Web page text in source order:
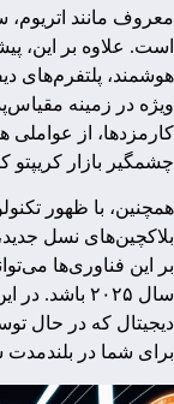
معروف مانند اتریوم،
است. علاوه بر این،
هوشمند، پلتفرم‌های
ویژه در زمینه
کارمزدها، از عواملی
چشمگیر بازار کریپتو
همچنین، با ظهور
بلاکچین‌های نسل
بر این فناوری‌ها
سال ۲۰۲۵
دیجیتال که در حال
برای شما در بلندمدت